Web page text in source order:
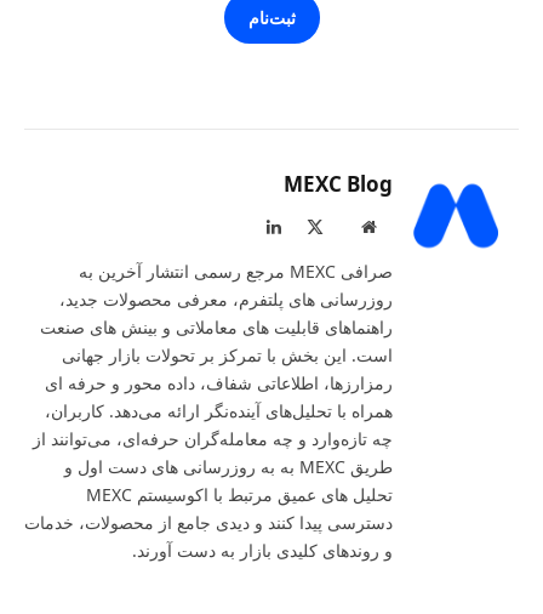
ثبت‌نام
MEXC Blog
Website
LinkedIn
صرافی MEXC مرجع رسمی انتشار آخرین به‌
روزرسانی‌ های پلتفرم، معرفی محصولات جدید،
راهنماهای قابلیت‌ های معاملاتی و بینش‌ های صنعت
است. این بخش با تمرکز بر تحولات بازار جهانی
رمزارزها، اطلاعاتی شفاف، داده‌ محور و حرفه‌ ای
همراه با تحلیل‌های آینده‌نگر ارائه می‌دهد. کاربران،
چه تازه‌وارد و چه معامله‌گران حرفه‌ای، می‌توانند از
طریق MEXC به به‌ روزرسانی‌ های دست‌ اول و
تحلیل‌ های عمیق مرتبط با اکوسیستم MEXC
دسترسی پیدا کنند و دیدی جامع از محصولات، خدمات
و روندهای کلیدی بازار به‌ دست آورند.